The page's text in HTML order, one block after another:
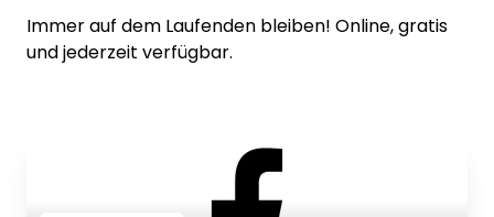
Immer auf dem Laufenden bleiben! Online, gratis
und jederzeit verfügbar.